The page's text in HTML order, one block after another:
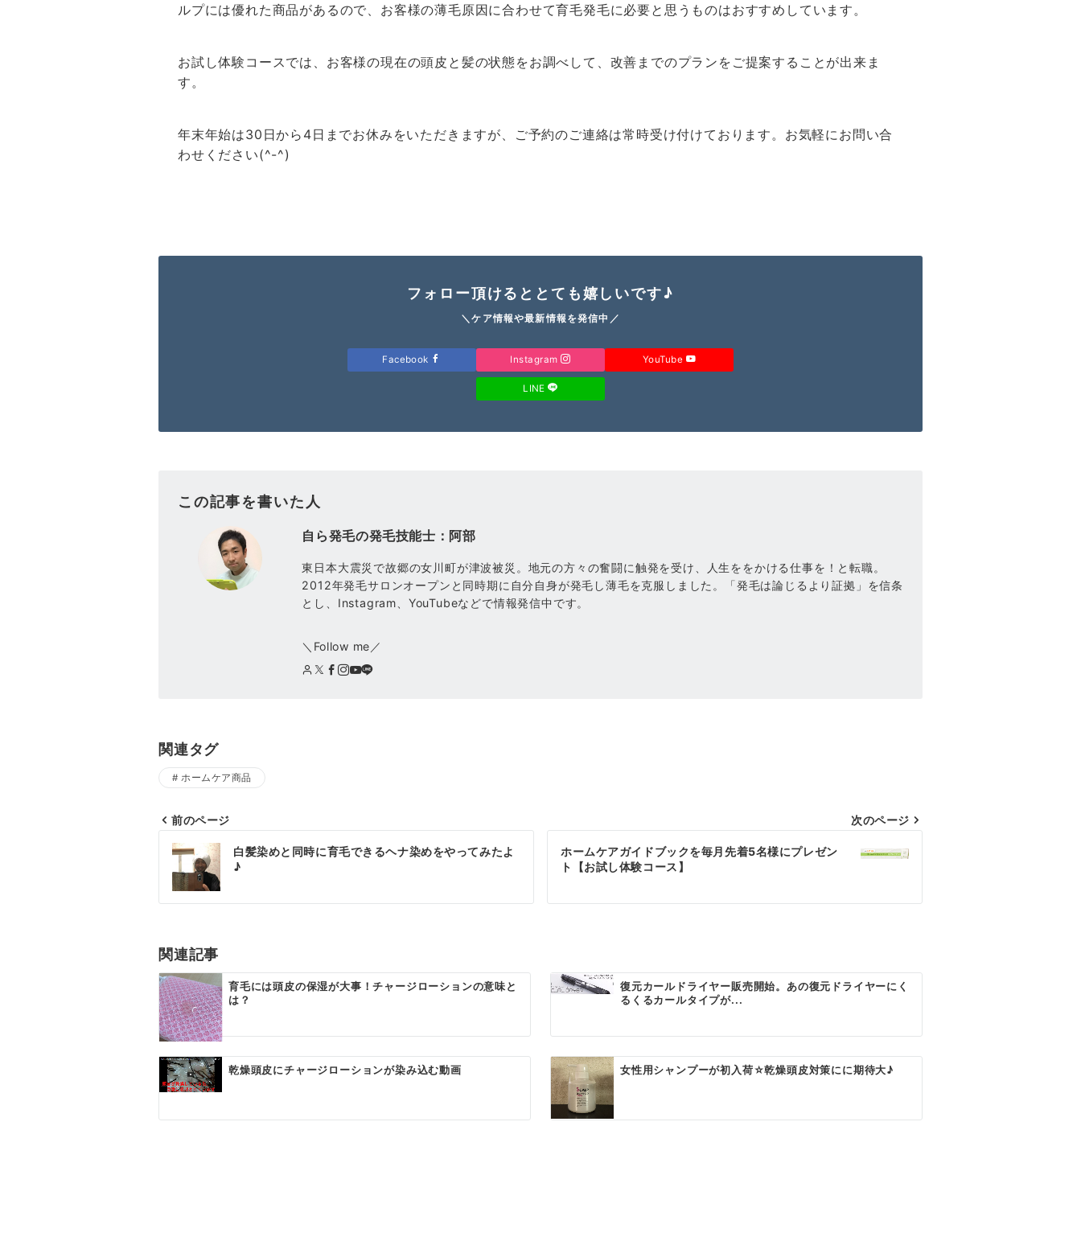
ルプには優れた商品があるので、お客様の薄毛原因に合わせて育毛発毛に必要と思うものはおすすめしています。
お試し体験コースでは、お客様の現在の頭皮と髪の状態をお調べして、改善までのプランをご提案することが出来ま
す。
年末年始は30日から4日までお休みをいただきますが、ご予約のご連絡は常時受け付けております。お気軽にお問い合
わせください(^-^)
フォロー頂けるととても嬉しいです♪
＼ケア情報や最新情報を発信中／
Facebook Instagram YouTube
LINE
この記事を書いた人
自ら発毛の発毛技能士：阿部
東日本大震災で故郷の女川町が津波被災。地元の方々の奮闘に触発を受け、人生ををかける仕事を！と転職。
2012年発毛サロンオープンと同時期に自分自身が発毛し薄毛を克服しました。「発毛は論じるより証拠」を信条
とし、Instagram、YouTubeなどで情報発信中です。
＼Follow me／
関連タグ
ホームケア商品
投
稿
ナ
ゲ
ー
シ
ョ
ン
前のページ
白髪染めと同時に育毛できるヘナ染めをやってみたよ
♪
次のページ
ホームケアガイドブックを毎月先着5名様にプレゼン
ト【お試し体験コース】
関連記事
育毛には頭皮の保湿が大事！チャージローションの意味と
は？
復元カールドライヤー販売開始。あの復元ドライヤーにく
るくるカールタイプが...
乾燥頭皮にチャージローションが染み込む動画 女性用シャンプーが初入荷☆乾燥頭皮対策にに期待大♪